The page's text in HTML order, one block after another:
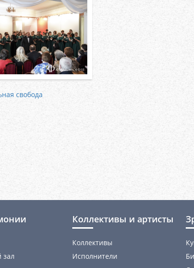
свобода
зал
Коллективы и артисты
Коллективы
Исполнители